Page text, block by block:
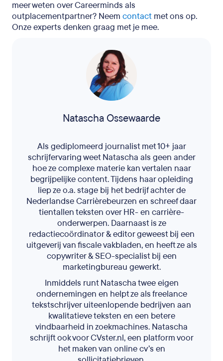
meer weten over Careerminds als
outplacementpartner? Neem contact met ons op.
Onze experts denken graag met je mee.
Natascha Ossewaarde
Als gediplomeerd journalist met 10+ jaar
schrijfervaring weet Natascha als geen ander
hoe ze complexe materie kan vertalen naar
begrijpelijke content. Tijdens haar opleiding
liep ze o.a. stage bij het bedrijf achter de
Nederlandse Carrièrebeurzen en schreef daar
tientallen teksten over HR- en carrière-
onderwerpen. Daarnaast is ze
redactiecoördinator & editor geweest bij een
uitgeverij van fiscale vakbladen, en heeft ze als
copywriter & SEO-specialist bij een
marketingbureau gewerkt.
Inmiddels runt Natascha twee eigen
ondernemingen en helpt ze als freelance
tekstschrijver uiteenlopende bedrijven aan
kwalitatieve teksten en een betere
vindbaarheid in zoekmachines. Natascha
schrijft ook voor CVster.nl, een platform voor
het maken van online cv’s en